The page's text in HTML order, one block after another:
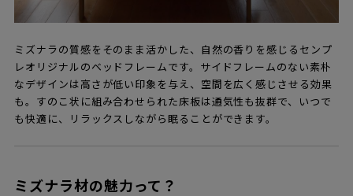
ミズナラの質感をそのまま活かした、自然の香りを感じるセンプ
レオリジナルのベッドフレームです。サイドフレームのない素朴
なデザインは高さが低い印象を与え、空間を広く感じさせる効果
も。すのこ状に組み合わせられた床板は通気性も抜群で、いつで
も快適に、リラックスしながら眠ることができます。
ミズナラ材の魅力って？